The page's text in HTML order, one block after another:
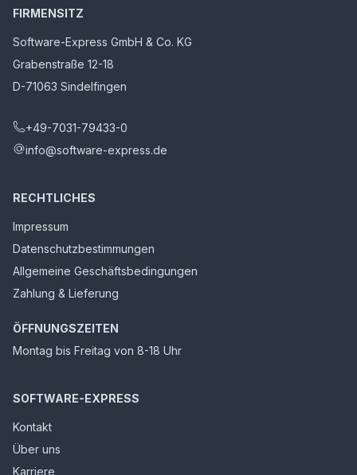
FIRMENSITZ
Software-Express GmbH & Co. KG
Grabenstraße 12-18
D-71063 Sindelfingen
+49-7031-79433-0
info@software-express.de
RECHTLICHES
Impressum
Datenschutzbestimmungen
Allgemeine Geschäftsbedingungen
Zahlung & Lieferung
ÖFFNUNGSZEITEN
Montag bis Freitag von 8-18 Uhr
SOFTWARE-EXPRESS
Kontakt
Über uns
Karriere